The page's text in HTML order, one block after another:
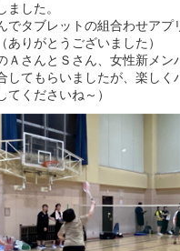
ました。
でタブレットの組合わせアプ
ありがとうございました）
ＡさんとＳさん、女性新メン
してもらいましたが、楽しく
てくださいね～）